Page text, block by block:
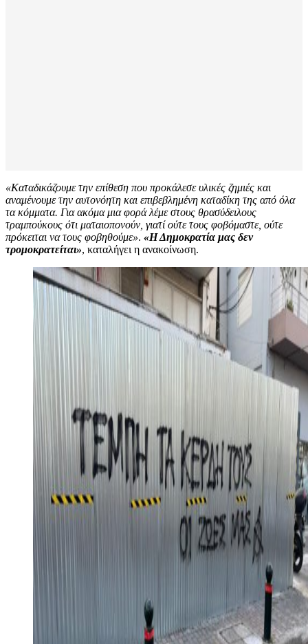
«Καταδικάζουμε την επίθεση που προκάλεσε υλικές ζημιές και
αναμένουμε την αυτονόητη και επιβεβλημένη καταδίκη της από όλα
τα κόμματα. Για ακόμα μια φορά λέμε στους θρασύδειλους
τραμπούκους ότι ματαιοπονούν, γιατί ούτε τους φοβόμαστε, ούτε
πρόκειται να τους φοβηθούμε». «Η Δημοκρατία μας δεν
τρομοκρατείται», καταλήγει η ανακοίνωση.